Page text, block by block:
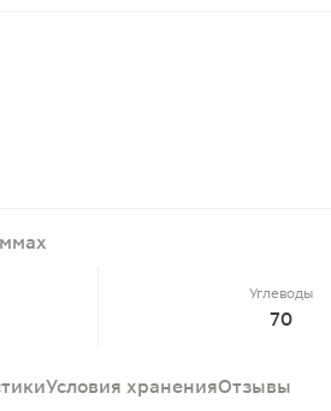
Углеводы
70
Условия храненияОтзывы